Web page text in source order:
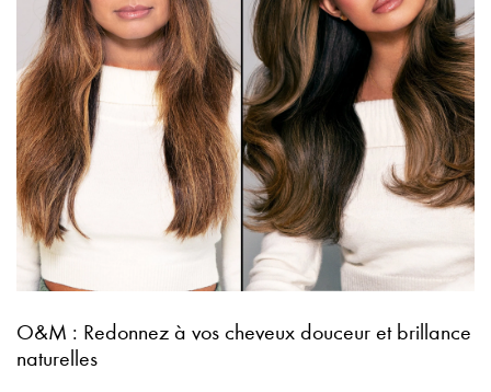
O&M : Redonnez à vos cheveux douceur et brillance
naturelles